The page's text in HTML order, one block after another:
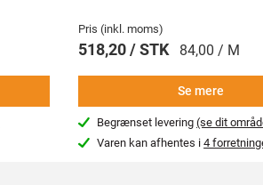
Pris (inkl. moms)
518,20 / STK 84,00 / M
Se mere
Begrænset levering(se dit
Varen kan afhentes i4